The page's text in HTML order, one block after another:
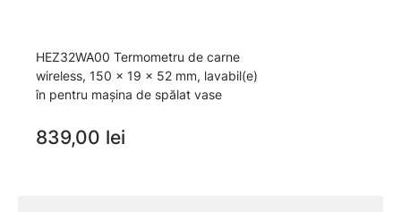
HEZ32WA00 Termometru de carne
wireless, 150 x 19 x 52 mm, lavabil(e)
în pentru mașina de spălat vase
839,00 lei